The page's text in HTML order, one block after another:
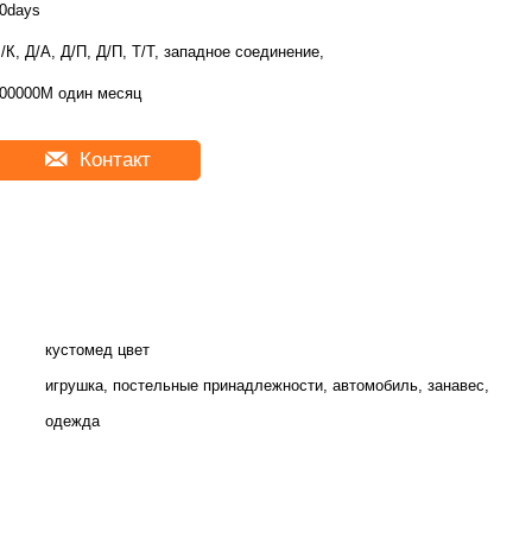
К, Д/А, Д/П, Д/П, Т/Т, западное соединение,
один месяц
Контакт
кустомед цвет
игрушка, постельные принадлежности, автомобиль, занавес,
одежда